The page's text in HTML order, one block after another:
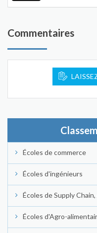
Commentaires
Écoles de commerce
Écoles d'ingénieurs
Écoles de Supply
Écoles d'Agro-